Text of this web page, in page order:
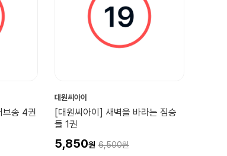
브송 4권
대원씨아이
[대원씨아이] 새벽을 바라는 짐승
들 1권
5,850 6,500